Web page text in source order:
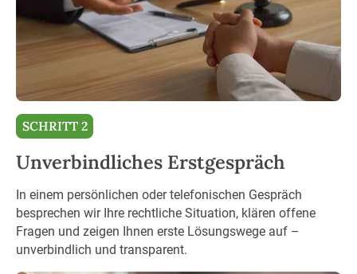
SCHRITT 2
Unverbindliches Erstgespräch
In einem persönlichen oder telefonischen Gespräch
besprechen wir Ihre rechtliche Situation, klären offene
Fragen und zeigen Ihnen erste Lösungswege auf –
unverbindlich und transparent.